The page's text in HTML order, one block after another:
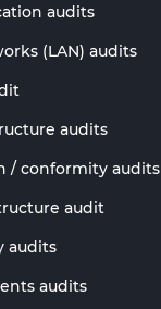
audits
(LAN) audits
audits
/ conformity audits
audit
audits
audits